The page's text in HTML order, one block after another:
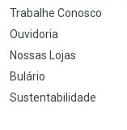
Trabalhe Conosco
Ouvidoria
Nossas Lojas
Bulário
Sustentabilidade